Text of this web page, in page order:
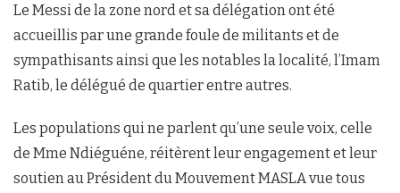
Le Messi de la zone nord et sa délégation ont été
accueillis par une grande foule de militants et de
sympathisants ainsi que les notables la localité, l’Imam
Ratib, le délégué de quartier entre autres.
Les populations qui ne parlent qu’une seule voix, celle
de Mme Ndiéguéne, réitèrent leur engagement et leur
soutien au Président du Mouvement MASLA vue tous